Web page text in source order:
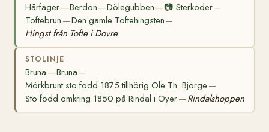
Hårfager—Berdon—Dölegubben —📷 Sterkoder—
Toftebrun —Den gamle Toftehingsten—
Hingst från Tofte i Dovre
STOLINJE
Bruna —Bruna—
Mörkbrunt sto född 1875 tillhörig Ole Th. Björge —
Sto född omkring 1850 på Rindal i Öyer— Rindalshoppen